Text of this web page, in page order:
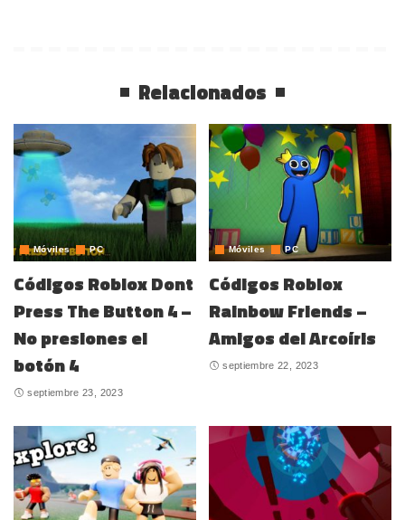
Relacionados
Móviles PC
Códigos Roblox Dont
Press The Button 4 –
No presiones el
botón 4
septiembre 23, 2023
Móviles PC
Códigos Roblox
Rainbow Friends –
Amigos del Arcoíris
septiembre 22, 2023